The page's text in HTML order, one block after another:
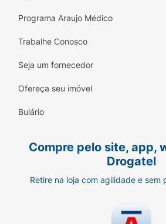
Tenha uma pele mais lisa e
para secar rapidamente as
Programa Araujo Médico
Trabalhe Conosco
Seja um fornecedor
Ofereça seu imóvel
Bulário
Compre pelo site, app,
Drogatel
Retire na loja com agilidade e sem